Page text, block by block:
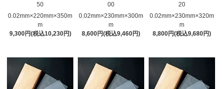
50
0.02mm×220mm×350m
m
9,300円(税込10,230円)
00
0.02mm×230mm×300m
m
8,600円(税込9,460円)
20
0.02mm×230mm×320m
m
8,800円(税込9,680円)